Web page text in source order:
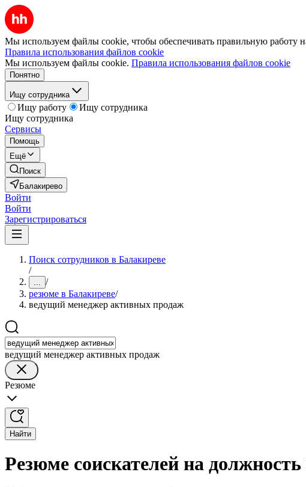
Мы используем файлы cookie, чтобы обеспечивать правильную работу
Правила использования файлов cookie
Мы используем файлы cookie. Правила использования файлов cookie
Понятно
Ищу сотрудника
Ищу работу
Ищу сотрудника
Ищу сотрудника
Сервисы
Помощь
Ещё
Поиск
Балакирево
Войти
Войти
Зарегистрироваться
Поиск сотрудников в Балакиреве
/
... /
резюме в Балакиреве/
ведущий менеджер активных продаж
ведущий менеджер активных продаж
Резюме
Найти
Резюме соискателей на